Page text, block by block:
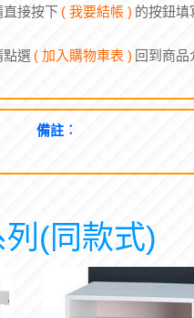
直接按下 ( 我要結帳 ) 的按鈕填
點選 ( 加入購物車表 ) 回到商品
備註︰
(同款式)